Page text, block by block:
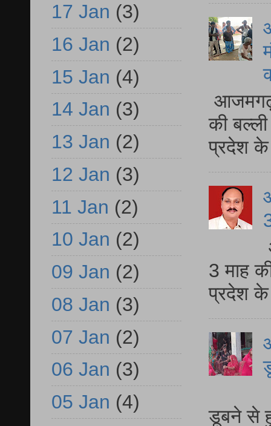
आजमगढ़
की
प्रदेश
3 माह
प्रदेश
डूबने से
17 Jan (3)
16 Jan (2)
15 Jan (4)
14 Jan (3)
13 Jan (2)
12 Jan (3)
11 Jan (2)
10 Jan (2)
09 Jan (2)
08 Jan (3)
07 Jan (2)
06 Jan (3)
05 Jan (4)